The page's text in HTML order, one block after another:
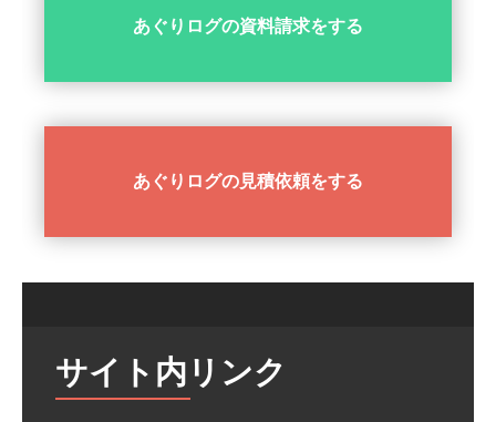
あぐりログの資料請求をする
あぐりログの見積依頼をする
サイト内リンク